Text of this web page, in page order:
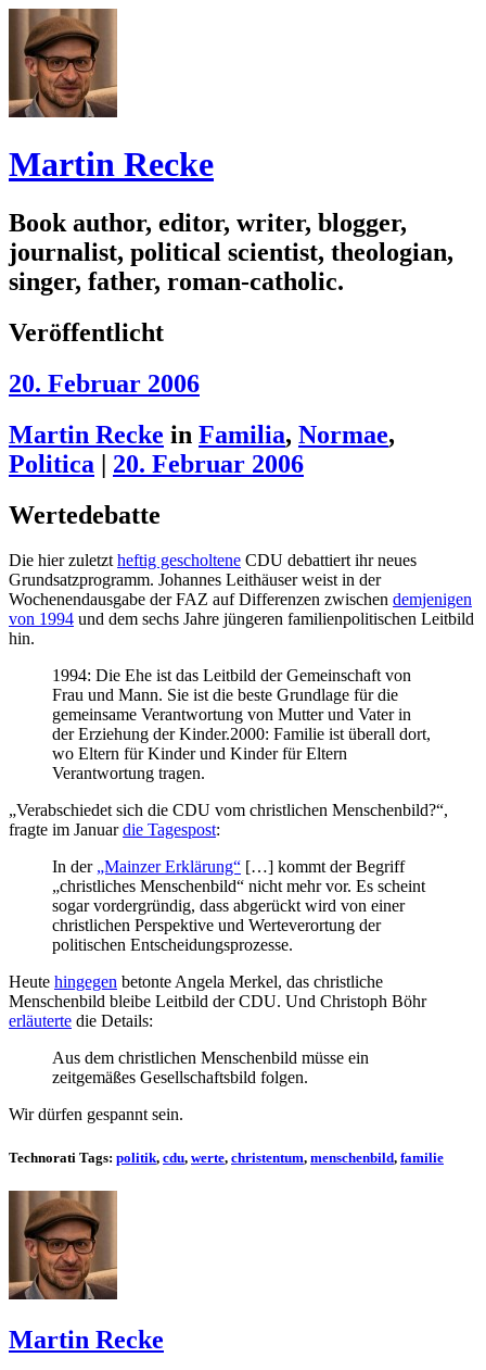
Martin Recke
Book author, editor, writer, blogger,
journalist, political scientist, theologian,
singer, father, roman-catholic.
Veröffentlicht
20. Februar 2006
Martin Recke in Familia, Normae,
Politica | 20. Februar 2006
Wertedebatte
Die hier zuletztheftig gescholtene CDU debattiert ihr neues
Grundsatzprogramm. Johannes Leithäuser weist in der
Wochenendausgabe der FAZ auf Differenzen zwischen demjenigen
von 1994 und dem sechs Jahre jüngeren familienpolitischen Leitbild
hin.
1994: Die Ehe ist das Leitbild der Gemeinschaft von
Frau und Mann. Sie ist die beste Grundlage für die
gemeinsame Verantwortung von Mutter und Vater in
der Erziehung der Kinder.2000: Familie ist überall dort,
wo Eltern für Kinder und Kinder für Eltern
Verantwortung tragen.
„Verabschiedet sich die CDU vom christlichen Menschenbild?“,
fragte im Januardie Tagespost:
In der „Mainzer Erklärung“ […] kommt der Begriff
„christliches Menschenbild“ nicht mehr vor. Es scheint
sogar vordergründig, dass abgerückt wird von einer
christlichen Perspektive und Werteverortung der
politischen Entscheidungsprozesse.
Heute hingegen betonte Angela Merkel, das christliche
Menschenbild bleibe Leitbild der CDU. Und Christoph Böhr
erläuterte die Details:
Aus dem christlichen Menschenbild müsse ein
zeitgemäßes Gesellschaftsbild folgen.
Wir dürfen gespannt sein.
Technorati Tags: politik, cdu, werte, christentum, menschenbild, familie
Martin Recke